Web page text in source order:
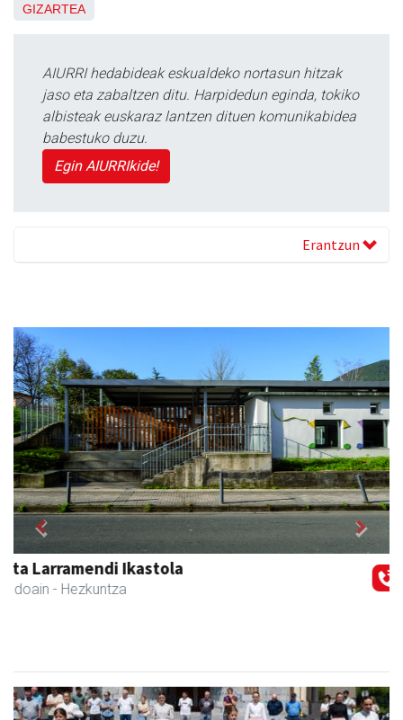
GIZARTEA
AIURRI hedabideak eskualdeko nortasun hitzak
jaso eta zabaltzen ditu. Harpidedun eginda, tokiko
albisteak euskaraz lantzen dituen komunikabidea
babestuko duzu.
Egin AIURRIkide!
Erantzun
Amabi haur eta gazte jantziak
Andoain - Arropa-dendak
Previous Next